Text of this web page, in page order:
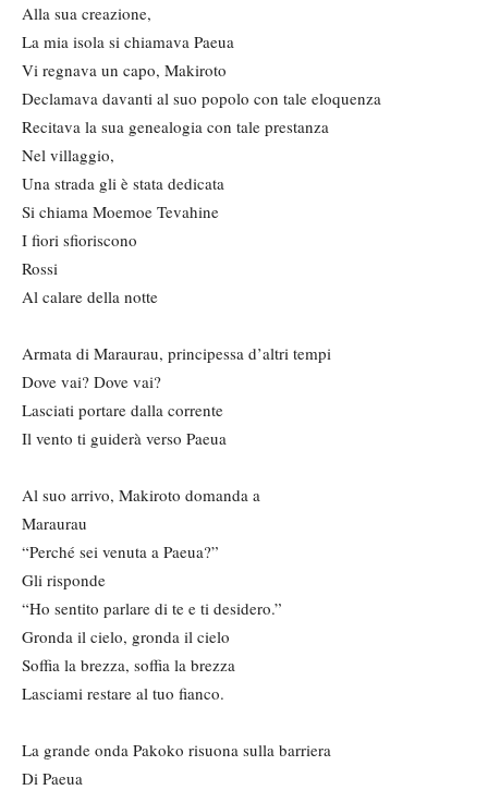
Alla sua creazione,
La mia isola si chiamava Paeua
Vi regnava un capo, Makiroto
Declamava davanti al suo popolo con tale eloquenza
Recitava la sua genealogia con tale prestanza
Nel villaggio,
Una strada gli è stata dedicata
Si chiama Moemoe Tevahine
I fiori sfioriscono
Rossi
Al calare della notte
Armata di Maraurau, principessa d’altri tempi
Dove vai? Dove vai?
Lasciati portare dalla corrente
Il vento ti guiderà verso Paeua
Al suo arrivo, Makiroto domanda a
Maraurau
“Perché sei venuta a Paeua?”
Gli risponde
“Ho sentito parlare di te e ti desidero.”
Gronda il cielo, gronda il cielo
Soffia la brezza, soffia la brezza
Lasciami restare al tuo fianco.
La grande onda Pakoko risuona sulla barriera
Di Paeua